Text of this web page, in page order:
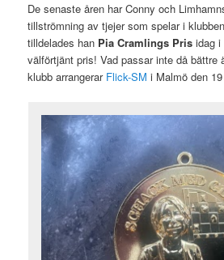
De senaste åren har Conny och
tillströmning av tjejer som spelar i
tilldelades han Pia Cramlings Pris idag
välförtjänt pris! Vad passar inte då bättre
klubb arrangerar Flick-SM i Malmö den